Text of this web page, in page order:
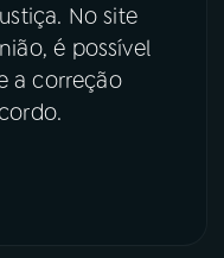
No site
é possível
a correção